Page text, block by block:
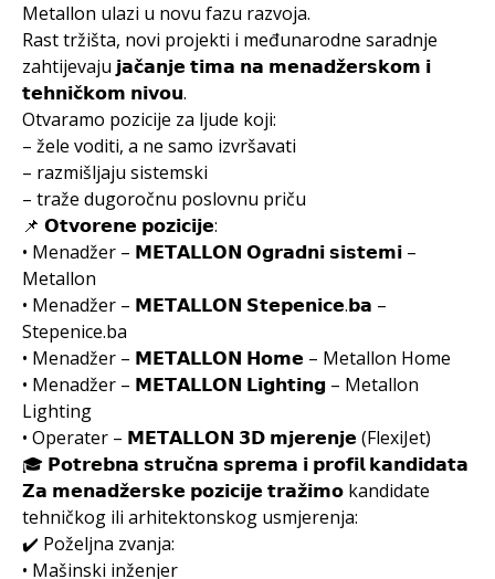
Metallon ulazi u novu fazu razvoja.
Rast tržišta, novi projekti i međunarodne saradnje
zahtijevaju 𝗷𝗮𝗰̌𝗮𝗻𝗷𝗲 𝘁𝗶𝗺𝗮 𝗻𝗮 𝗺𝗲𝗻𝗮𝗱𝘇̌𝗲𝗿𝘀𝗸𝗼𝗺 𝗶
𝘁𝗲𝗵𝗻𝗶𝗰̌𝗸𝗼𝗺 𝗻𝗶𝘃𝗼𝘂.
Otvaramo pozicije za ljude koji:
– žele voditi, a ne samo izvršavati
– razmišljaju sistemski
– traže dugoročnu poslovnu priču
📌 𝗢𝘁𝘃𝗼𝗿𝗲𝗻𝗲 𝗽𝗼𝘇𝗶𝗰𝗶𝗷𝗲:
• Menadžer – 𝗠𝗘𝗧𝗔𝗟𝗟𝗢𝗡 𝗢𝗴𝗿𝗮𝗱𝗻𝗶 𝘀𝗶𝘀𝘁𝗲𝗺𝗶 –
Metallon
• Menadžer – 𝗠𝗘𝗧𝗔𝗟𝗟𝗢𝗡 𝗦𝘁𝗲𝗽𝗲𝗻𝗶𝗰𝗲.𝗯𝗮 –
Stepenice.ba
• Menadžer – 𝗠𝗘𝗧𝗔𝗟𝗟𝗢𝗡 𝗛𝗼𝗺𝗲 – Metallon Home
• Menadžer – 𝗠𝗘𝗧𝗔𝗟𝗟𝗢𝗡 𝗟𝗶𝗴𝗵𝘁𝗶𝗻𝗴 – Metallon
Lighting
• Operater – 𝗠𝗘𝗧𝗔𝗟𝗟𝗢𝗡 𝟯𝗗 𝗺𝗷𝗲𝗿𝗲𝗻𝗷𝗲 (FlexiJet)
🎓 𝗣𝗼𝘁𝗿𝗲𝗯𝗻𝗮 𝘀𝘁𝗿𝘂𝗰̌𝗻𝗮 𝘀𝗽𝗿𝗲𝗺𝗮 𝗶 𝗽𝗿𝗼𝗳𝗶𝗹 𝗸𝗮𝗻𝗱𝗶𝗱𝗮𝘁𝗮
𝗭𝗮 𝗺𝗲𝗻𝗮𝗱𝘇̌𝗲𝗿𝘀𝗸𝗲 𝗽𝗼𝘇𝗶𝗰𝗶𝗷𝗲 𝘁𝗿𝗮𝘇̌𝗶𝗺𝗼 kandidate
tehničkog ili arhitektonskog usmjerenja:
✔️ Poželjna zvanja:
• Mašinski inženjer